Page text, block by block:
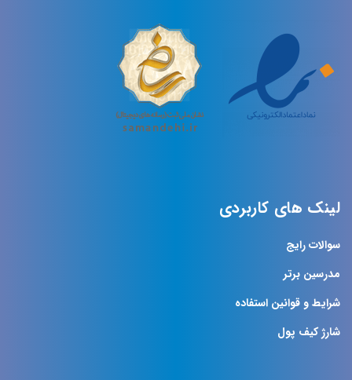
لینک های کاربردی
سوالات رایج
مدرسین برتر
شرایط و قوانین استفاده
شارژ کیف پول